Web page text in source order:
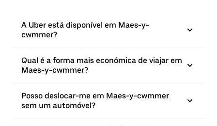
A Uber está disponível em Maes-y-
cwmmer?
Qual é a forma mais económica de viajar em
Maes-y-cwmmer?
Posso deslocar-me em Maes-y-cwmmer
sem um automóvel?